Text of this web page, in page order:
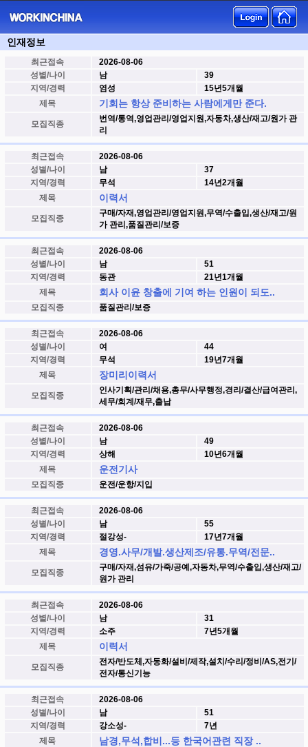
인재정보
최근접속
2026-08-06
성별/나이
남
39
지역/경력
염성
15년5개월
제목
기회는 항상 준비하는 사람에게만 준다.
모집직종
번역/통역,영업관리/영업지원,자동차,생산/재고/원가 관
리
최근접속
2026-08-06
성별/나이
남
37
지역/경력
무석
14년2개월
제목
이력서
모집직종
구매/자재,영업관리/영업지원,무역/수출입,생산/재고/원
가 관리,품질관리/보증
최근접속
2026-08-06
성별/나이
남
51
지역/경력
동관
21년1개월
제목
회사 이윤 창출에 기여 하는 인원이 되도..
모집직종 품질관리/보증
최근접속
2026-08-06
성별/나이
여
44
지역/경력
무석
19년7개월
제목
장미리이력서
모집직종
인사기획/관리/채용,총무/사무행정,경리/결산/급여관리,
세무/회계/재무,출납
최근접속
2026-08-06
성별/나이
남
49
지역/경력
상해
10년6개월
제목
운전기사
모집직종 운전/운항/지입
최근접속
2026-08-06
성별/나이
남
55
지역/경력
절강성-
17년7개월
제목
경영.사무/개발.생산제조/유통.무역/전문..
모집직종
구매/자재,섬유/가죽/공예,자동차,무역/수출입,생산/재고/
원가 관리
최근접속
2026-08-06
성별/나이
남
31
지역/경력
소주
7년5개월
제목
이력서
모집직종
전자/반도체,자동화/설비/제작,설치/수리/정비/AS,전기/
전자/통신기능
최근접속
2026-08-06
성별/나이
남
51
지역/경력
강소성-
7년
제목
남경,무석,합비...등 한국어관련 직장 ..